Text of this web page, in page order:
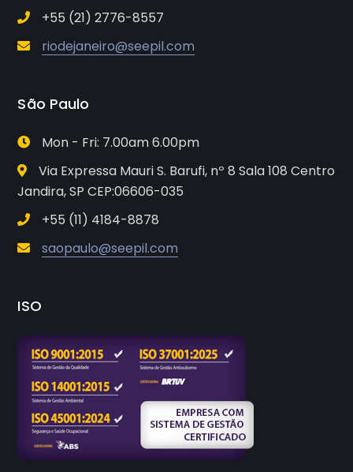
+55 (21) 2776-8557
riodejaneiro@seepil.com
São Paulo
Mon - Fri: 7.00am 6.00pm
Via Expressa Mauri S. Barufi, nº 8 Sala 108 Centro
Jandira, SP CEP:06606-035
+55 (11) 4184-8878
saopaulo@seepil.com
ISO